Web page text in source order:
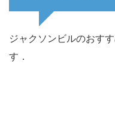
ジャクソンビルのおす
す．